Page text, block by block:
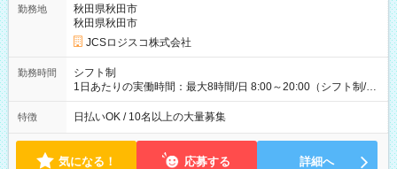
万円／週6日稼働 ・地方郊外エリア 月収40万円／週5日稼働 月
収40万円~50万円／週6日稼働 ＜モデルイメージ＞ ■月収50万
円 (27歳男性/江東区在住)※元建築関係 1日150個配達×25日勤務
(日休み) ■月収80万円(43歳男性/墨田区在住)※元営業 1日200個
勤務地
秋田県秋田市
秋田県秋田市
JCSロジスコ株式会社
勤務時間
シフト制
1日あたりの実働時間：最大8時間/日 8:00～20:00（シフト制/実
働8時間） ※週5日勤務（場所次第では週4も有り） ※配達状況
によって時間外での勤務可能性有り ※案件により多少の前後あ
特徴 日払いOK / 10名以上の大量募集
気になる！ 応募する 詳細へ